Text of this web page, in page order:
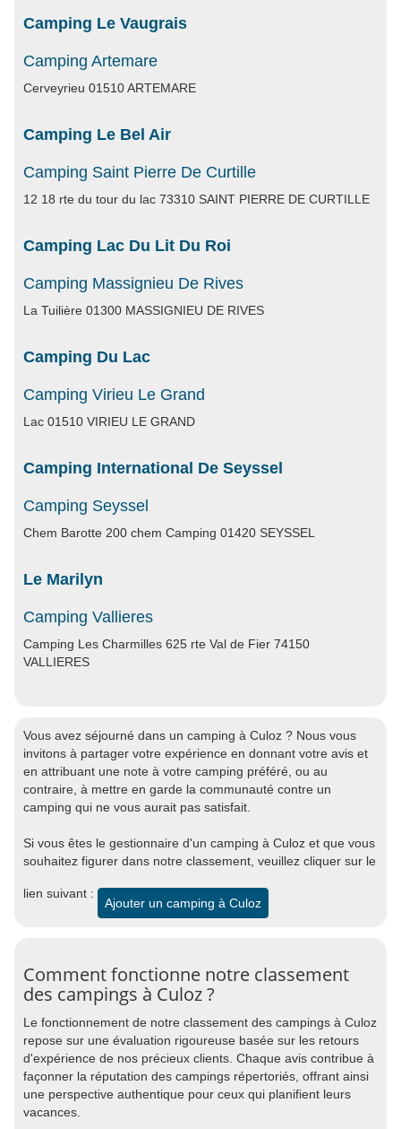
Camping Le Vaugrais
Camping Artemare
Cerveyrieu 01510 ARTEMARE
Camping Le Bel Air
Camping Saint Pierre De Curtille
12 18 rte du tour du lac 73310 SAINT PIERRE DE CURTILLE
Camping Lac Du Lit Du Roi
Camping Massignieu De Rives
La Tuilière 01300 MASSIGNIEU DE RIVES
Camping Du Lac
Camping Virieu Le Grand
Lac 01510 VIRIEU LE GRAND
Camping International De Seyssel
Camping Seyssel
Chem Barotte 200 chem Camping 01420 SEYSSEL
Le Marilyn
Camping Vallieres
Camping Les Charmilles 625 rte Val de Fier 74150
VALLIERES
Vous avez séjourné dans un camping à Culoz ? Nous vous
invitons à partager votre expérience en donnant votre avis et
en attribuant une note à votre camping préféré, ou au
contraire, à mettre en garde la communauté contre un
camping qui ne vous aurait pas satisfait.
Si vous êtes le gestionnaire d'un camping à Culoz et que vous
souhaitez figurer dans notre classement, veuillez cliquer sur le
lien suivant :
Ajouter un camping à Culoz
Comment fonctionne notre classement
des campings à Culoz ?
Le fonctionnement de notre classement des campings à Culoz
repose sur une évaluation rigoureuse basée sur les retours
d'expérience de nos précieux clients. Chaque avis contribue à
façonner la réputation des campings répertoriés, offrant ainsi
une perspective authentique pour ceux qui planifient leurs
vacances.